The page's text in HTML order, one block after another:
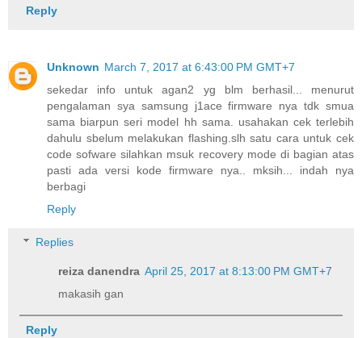
Reply
Unknown March 7, 2017 at 6:43:00 PM GMT+7
sekedar info untuk agan2 yg blm berhasil... menurut
pengalaman sya samsung j1ace firmware nya tdk smua
sama biarpun seri model hh sama. usahakan cek terlebih
dahulu sbelum melakukan flashing.slh satu cara untuk cek
code sofware silahkan msuk recovery mode di bagian atas
pasti ada versi kode firmware nya.. mksih... indah nya
berbagi
Reply
Replies
reiza danendra April 25, 2017 at 8:13:00 PM GMT+7
makasih gan
Reply